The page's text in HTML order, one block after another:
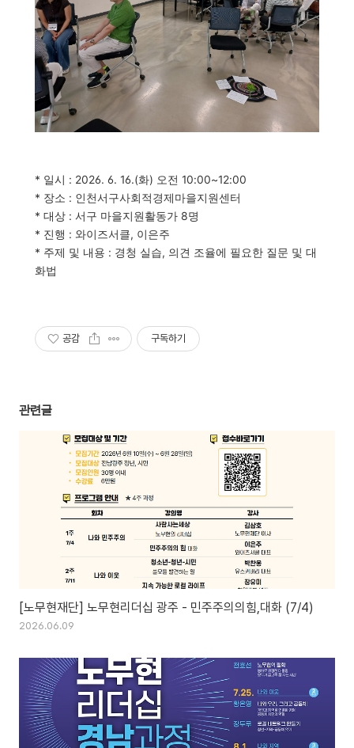
* 일시 : 2026. 6. 16.(화) 오전 10:00~12:00
* 장소 : 인천서구사회적경제마을지원센터
* 대상 : 서구 마을지원활동가 8명
* 진행 : 와이즈서클, 이은주
* 주제 및 내용 : 경청 실습, 의견 조율에 필요한 질문 및 대
화법
공감 구독하기
관련글
[노무현재단] 노무현리더십 광주 - 민주주의의힘,대화 (7/4)
2026.06.09